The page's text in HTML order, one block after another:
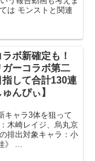
は モンストと関連
ラボ新確定も！
ガーコラボ第二
して合計130連
んぴぃ】
キャラ3体を狙って
木崎レイジ、烏丸京
排出対象キャラ：小
》 ...